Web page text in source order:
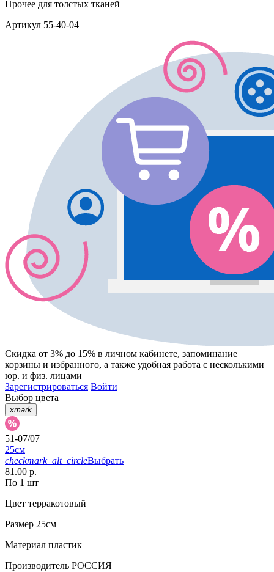
Прочее для толстых тканей
Артикул 55-40-04
Скидка от 3% до 15% в личном кабинете, запоминание
корзины и избранного, а также удобная работа с несколькими
юр. и физ. лицами
Зарегистрироваться Войти
Выбор цвета
xmark
51-07/07
25см
checkmark_alt_circleВыбрать
81.00 р.
По 1 шт
Цвет терракотовый
Размер 25см
Материал пластик
Производитель РОССИЯ